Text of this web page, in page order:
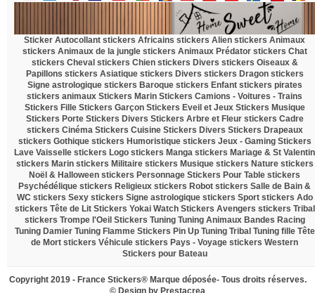
Sticker Autocollant stickers Africains stickers Alien stickers Animaux
stickers Animaux de la jungle stickers Animaux Prédator stickers Chat
stickers Cheval stickers Chien stickers Divers stickers Oiseaux &
Papillons stickers Asiatique stickers Divers stickers Dragon stickers
Signe astrologique stickers Baroque stickers Enfant stickers pirates
stickers animaux Stickers Marin Stickers Camions - Voitures - Trains
Stickers Fille Stickers Garçon Stickers Eveil et Jeux Stickers Musique
Stickers Porte Stickers Divers Stickers Arbre et Fleur stickers Cadre
stickers Cinéma Stickers Cuisine Stickers Divers Stickers Drapeaux
stickers Gothique stickers Humoristique stickers Jeux - Gaming Stickers
Lave Vaisselle stickers Logo stickers Manga stickers Mariage & St Valentin
stickers Marin stickers Militaire stickers Musique stickers Nature stickers
Noël & Halloween stickers Personnage Stickers Pour Table stickers
Psychédélique stickers Religieux stickers Robot stickers Salle de Bain &
WC stickers Sexy stickers Signe astrologique stickers Sport stickers Ado
stickers Tête de Lit Stickers Yokai Watch Stickers Avengers stickers Tribal
stickers Trompe l'Oeil Stickers Tuning Tuning Animaux Bandes Racing
Tuning Damier Tuning Flamme Stickers Pin Up Tuning Tribal Tuning fille Tête
de Mort stickers Véhicule stickers Pays - Voyage stickers Western
Stickers pour Bateau
Copyright 2019 - France Stickers® Marque déposée- Tous droits réserves.
© Design by Prestacrea